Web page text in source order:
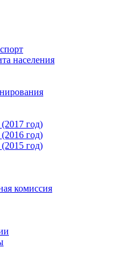
населения
год)
год)
год)
комиссия